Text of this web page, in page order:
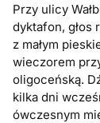
Przy ulicy
dyktafon, głos
z małym
wieczorem
oligoceńską.
kilka dni
ówczesnym